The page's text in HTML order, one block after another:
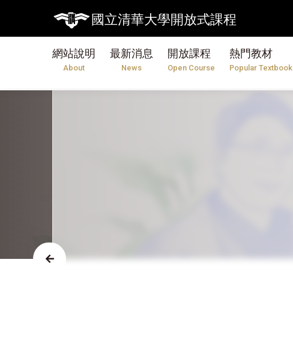
國立清華大學開放式課程
網站說明
About
最新消息
News
開放課程
Open Course
熱門教材
Popular Textbook